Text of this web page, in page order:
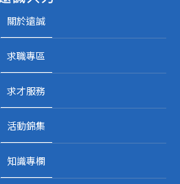
關於遠誠
求職專區
求才服務
活動錦集
知識專欄